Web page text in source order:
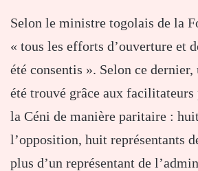
Selon le ministre togolais de la
« tous les efforts d’ouverture et
été consentis ». Selon ce dernier,
été trouvé grâce aux facilitateurs
la Céni de manière paritaire :
l’opposition, huit représentants
plus d’un représentant de